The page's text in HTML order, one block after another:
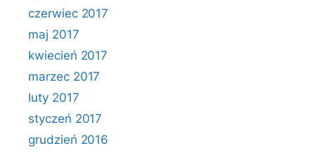
czerwiec 2017
maj 2017
kwiecień 2017
marzec 2017
luty 2017
styczeń 2017
grudzień 2016